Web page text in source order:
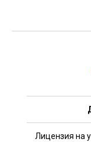
Лицензия на